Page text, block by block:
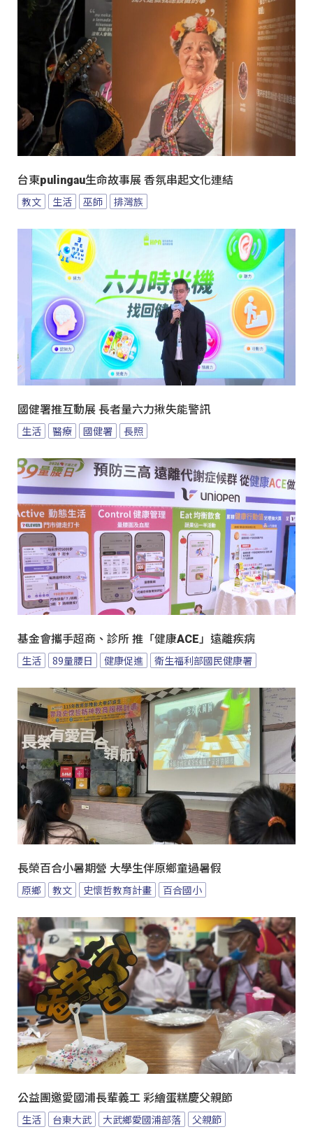
台東pulingau生命故事展 香氛串起文化連結
教文 生活 巫師 排灣族
國健署推互動展 長者量六力揪失能警訊
生活 醫療 國健署 長照
基金會攜手超商、診所 推「健康ACE」遠離疾病
生活 89量腰日 健康促進 衛生福利部國民健康署
長榮百合小暑期營 大學生伴原鄉童過暑假
原鄉 教文 史懷哲教育計畫 百合國小
公益團邀愛國浦長輩義工 彩繪蛋糕慶父親節
生活 台東大武 大武鄉愛國浦部落 父親節